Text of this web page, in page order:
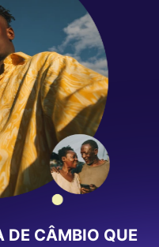
DE CÂMBIO QUE